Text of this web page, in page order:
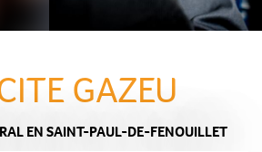
GAZEU
EN SAINT-PAUL-DE-FENOUILLET